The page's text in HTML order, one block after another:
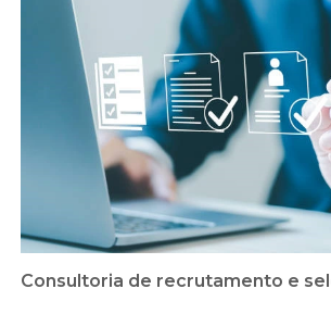
Consultoria de recrutamento e